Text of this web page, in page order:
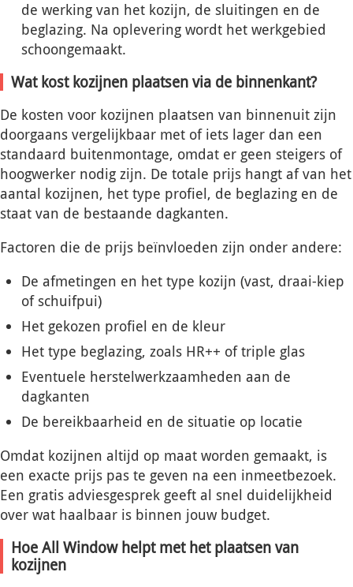
de werking van het kozijn, de sluitingen en de
beglazing. Na oplevering wordt het werkgebied
schoongemaakt.
Wat kost kozijnen plaatsen via de binnenkant?
De kosten voor kozijnen plaatsen van binnenuit zijn
doorgaans vergelijkbaar met of iets lager dan een
standaard buitenmontage, omdat er geen steigers of
hoogwerker nodig zijn. De totale prijs hangt af van het
aantal kozijnen, het type profiel, de beglazing en de
staat van de bestaande dagkanten.
Factoren die de prijs beïnvloeden zijn onder andere:
De afmetingen en het type kozijn (vast, draai-kiep
of schuifpui)
Het gekozen profiel en de kleur
Het type beglazing, zoals HR++ of triple glas
Eventuele herstelwerkzaamheden aan de
dagkanten
De bereikbaarheid en de situatie op locatie
Omdat kozijnen altijd op maat worden gemaakt, is
een exacte prijs pas te geven na een inmeetbezoek.
Een gratis adviesgesprek geeft al snel duidelijkheid
over wat haalbaar is binnen jouw budget.
Hoe All Window helpt met het plaatsen van
kozijnen